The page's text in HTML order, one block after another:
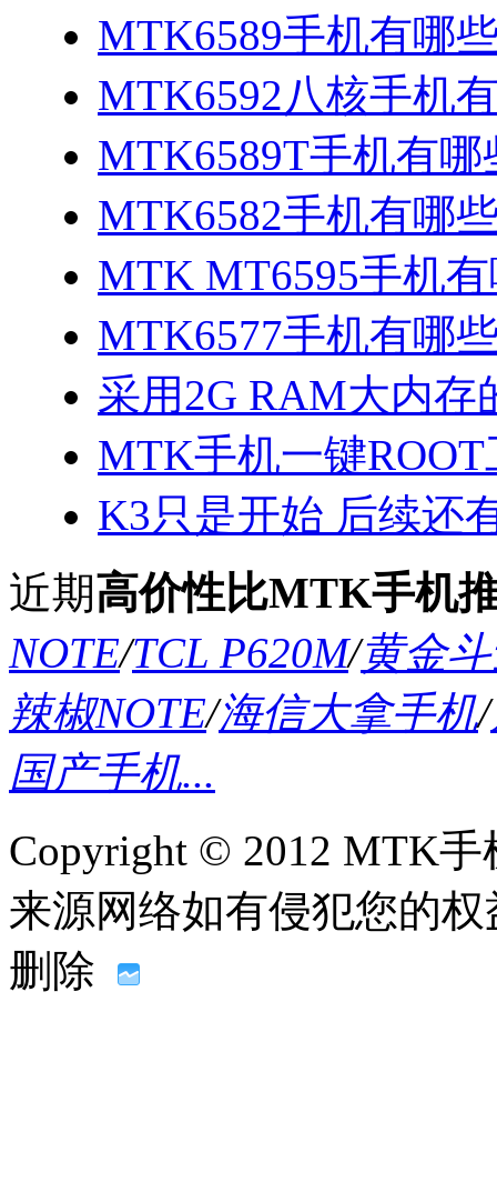
MTK6589手机有哪
MTK6592八核手机
MTK6589T手机有
MTK6582手机有哪
MTK MT6595手机
MTK6577手机有哪
采用2G RAM大内存
MTK手机一键ROOT
K3只是开始 后续还
近期高价性比MTK手机
NOTE/TCL P620M/黄金
辣椒NOTE/海信大拿手机/
国产手机...
Copyright © 2012 MTK
来源网络如有侵犯您的
删除